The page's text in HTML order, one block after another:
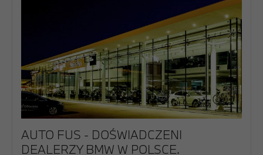
AUTO FUS - DOŚWIADCZENI
DEALERZY BMW W POLSCE.